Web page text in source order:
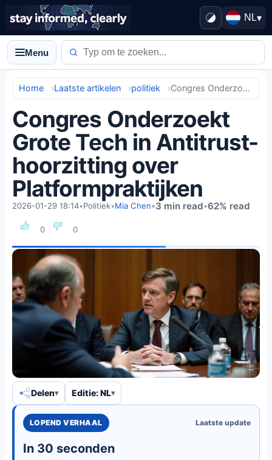
NL▾
Menu
Home Laatste artikelen politiek Congres Onderzoekt Grote Tech in Antitrust-hoorzitting over Platformpraktijken
Congres Onderzoekt
Grote Tech in Antitrust-
hoorzitting over
Platformpraktijken
0 0
2026-01-29 18:14•Politiek•Mia Chen•3 min read•62% read
Delen Editie: NL
LOPEND VERHAAL Laatste update
In 30 seconden